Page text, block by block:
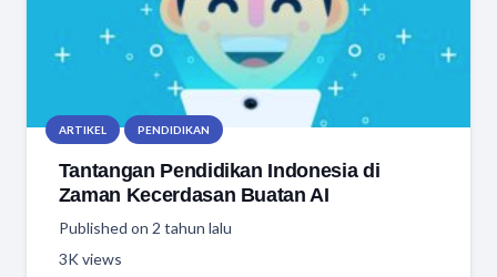
ARTIKEL PENDIDIKAN
Tantangan Pendidikan Indonesia di
Zaman Kecerdasan Buatan AI
Published on 2 tahun lalu
3Kviews